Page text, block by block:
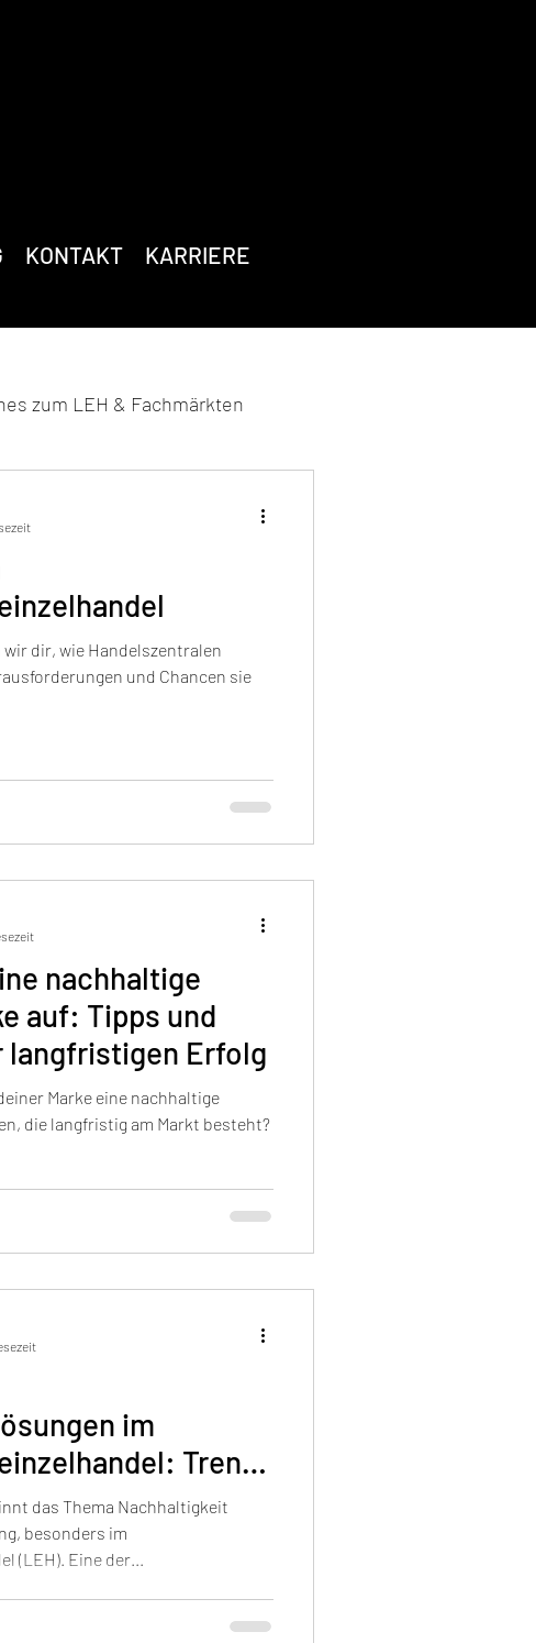
KONTAKT KARRIERE
zum LEH & Fachmärkten
wir dir, wie Handelszentralen
und Chancen sie
nachhaltige
auf: Tipps und
langfristigen Erfolg
Marke eine nachhaltige
die langfristig am Markt besteht?
im
Trends
das Thema Nachhaltigkeit
besonders im
(LEH). Eine der...